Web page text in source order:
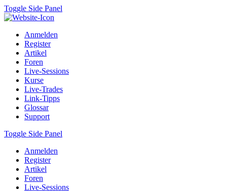
Toggle Side Panel
Anmelden
Register
Artikel
Foren
Live-Sessions
Kurse
Live-Trades
Link-Tipps
Glossar
Support
Toggle Side Panel
Anmelden
Register
Artikel
Foren
Live-Sessions